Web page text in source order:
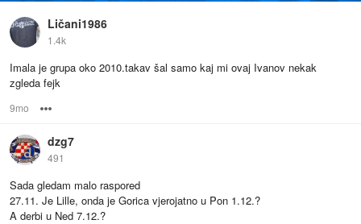
Ličani1986
1.4k
Imala je grupa oko 2010.takav šal samo kaj mi ovaj Ivanov nekak
zgleda fejk
9mo
dzg7
491
Sada gledam malo raspored
27.11. Je Lille, onda je Gorica vjerojatno u Pon 1.12.?
A derbi u Ned 7.12.?